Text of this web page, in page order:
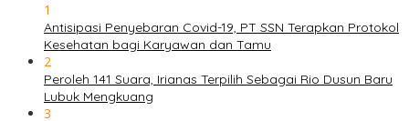
1
Antisipasi Penyebaran Covid-19, PT SSN Terapkan Protokol
Kesehatan bagi Karyawan dan Tamu
2
Peroleh 141 Suara, Irianas Terpilih Sebagai Rio Dusun Baru
Lubuk Mengkuang
3